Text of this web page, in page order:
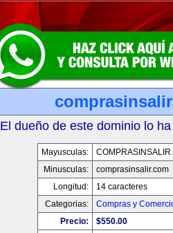
El dueño de este dominio lo
Mayusculas:
Minusculas:
comprasinsalir.com
Longitud:
14 caracteres
Categorias:
Compras y
Precio:
$550.00